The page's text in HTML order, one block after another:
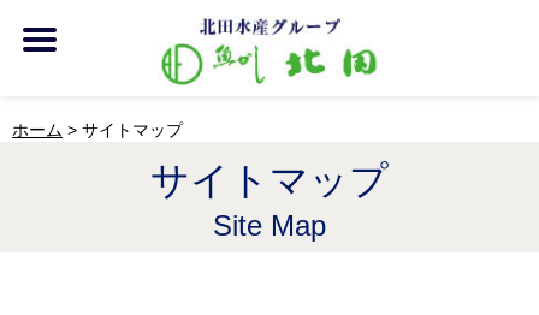
ホーム > サイトマップ
サイトマップ
Site Map